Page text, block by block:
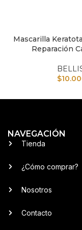
AÑADIR AL CARRITO
Mascarilla
Reparación
$
NAVEGACIÓN
Tienda
¿Cómo comprar?
Nosotros
Contacto